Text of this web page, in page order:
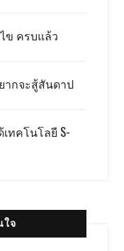
ไข ครบแล้ว
ากจะสู้สันดาป
เทคโนโลยี S-
ใจ